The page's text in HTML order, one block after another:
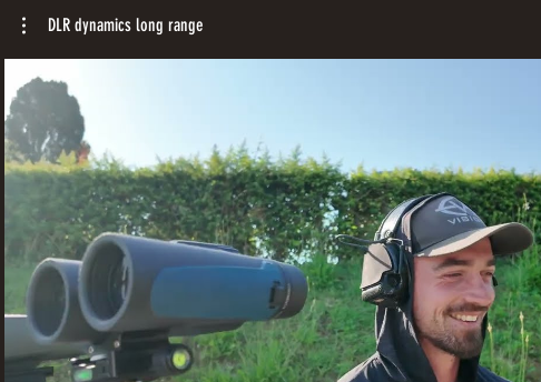
DLR dynamics long range
Riproduci Video